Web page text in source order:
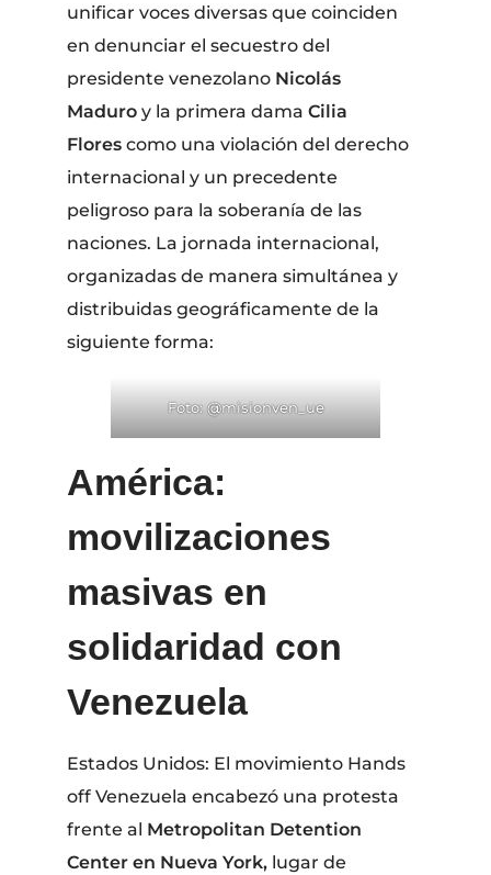
unificar voces diversas que coinciden
en denunciar el secuestro del
presidente venezolano Nicolás
Maduro y la primera damaCilia
Florescomo una violación del derecho
internacional y un precedente
peligroso para la soberanía de las
naciones. La jornada internacional,
organizadas de manera simultánea y
distribuidas geográficamente de la
siguiente forma:
Foto: @misionven_ue
América:
movilizaciones
masivas en
solidaridad con
Venezuela
Estados Unidos: El movimiento Hands
off Venezuela encabezó una protesta
frente al Metropolitan Detention
Center en Nueva York, lugar de